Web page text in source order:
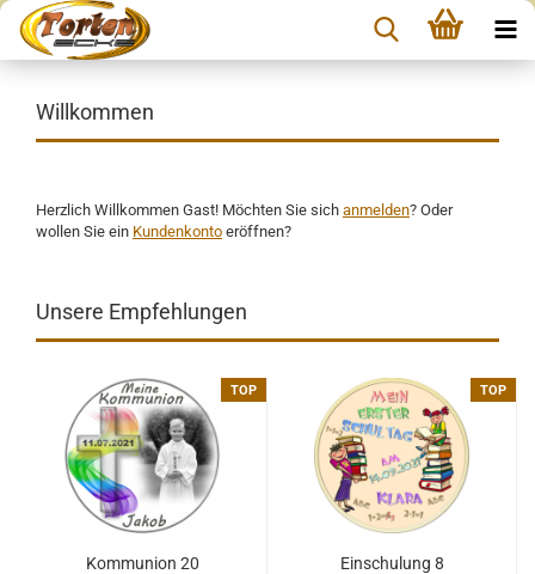
Willkommen
Herzlich Willkommen Gast! Möchten Sie sich anmelden? Oder
wollen Sie ein Kundenkonto eröffnen?
Unsere Empfehlungen
TOP
Kommunion 20
TOP
Einschulung 8